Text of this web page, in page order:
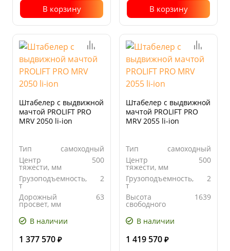
В корзину В корзину
Штабелер с выдвижной
мачтой PROLIFT PRO
MRV 2050 li-ion
Тип
самоходный
Центр
тяжести, мм
500
Грузоподъемность,
т
2
Дорожный
просвет, мм
63
В наличии
1 377 570 ₽
Штабелер с выдвижной
мачтой PROLIFT PRO
MRV 2055 li-ion
Тип
самоходный
Центр
тяжести, мм
500
Грузоподъемность,
т
2
Высота
свободного
подъема
вил, мм
1639
В наличии
1 419 570 ₽